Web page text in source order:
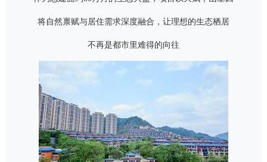
将自然禀赋与居住需求深度融合，让理想的生态栖居
不再是都市里难得的向往